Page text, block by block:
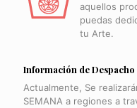
aquellos
puedas
tu Arte.
Información de Despacho
Actualmente, Se
SEMANA a regiones a